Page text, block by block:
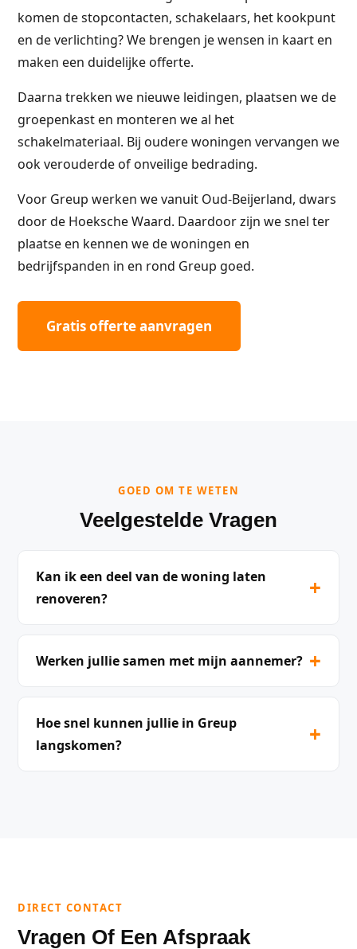
komen de stopcontacten, schakelaars, het kookpunt
en de verlichting? We brengen je wensen in kaart en
maken een duidelijke offerte.
Daarna trekken we nieuwe leidingen, plaatsen we de
groepenkast en monteren we al het
schakelmateriaal. Bij oudere woningen vervangen we
ook verouderde of onveilige bedrading.
Voor Greup werken we vanuit Oud-Beijerland, dwars
door de Hoeksche Waard. Daardoor zijn we snel ter
plaatse en kennen we de woningen en
bedrijfspanden in en rond Greup goed.
Gratis offerte aanvragen
GOED OM TE WETEN
Veelgestelde Vragen
Kan ik een deel van de woning laten
renoveren?
+
Werken jullie samen met mijn aannemer? +
Hoe snel kunnen jullie in Greup
langskomen?
+
DIRECT CONTACT
Vragen Of Een Afspraak